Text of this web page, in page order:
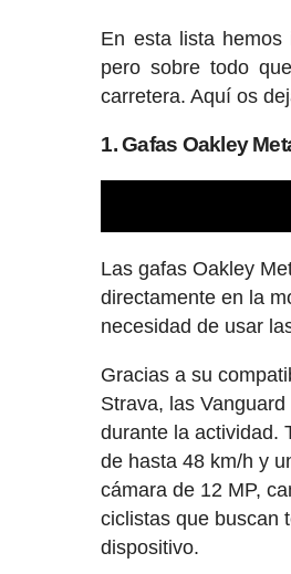
En esta lista hemos
pero sobre todo
carretera. Aquí os
1. Gafas Oakley
Las gafas Oakley
directamente en la
necesidad de usar
Gracias a su
Strava, las
durante la actividad.
de hasta 48 km/h y
cámara de 12 MP,
ciclistas que buscan
dispositivo.